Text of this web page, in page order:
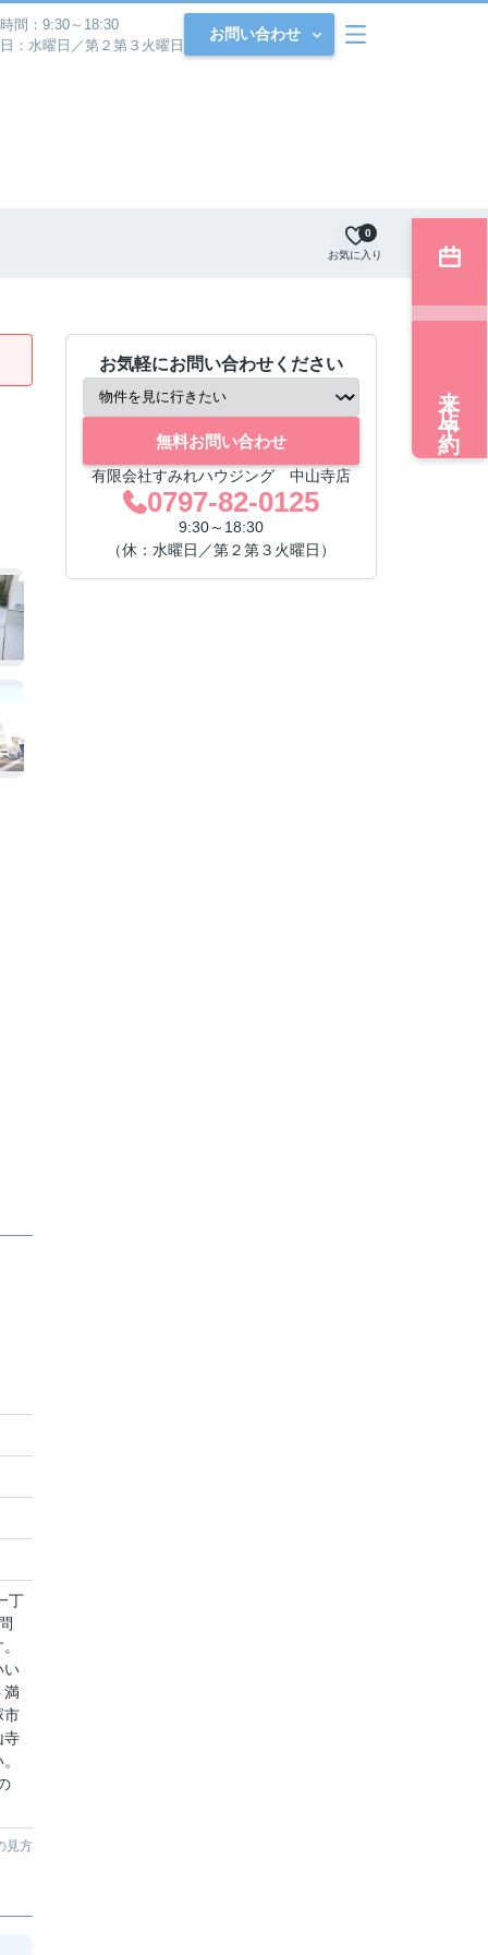
間：9:30～18:30
：水曜日／第２第３火曜日
お問い合わせ
お気に入り
0
丁
い
満
市
寺
見方
お気軽にお問い合わせください
無料お問い合わせ
有限会社すみれハウジング 中山寺店
0797-82-0125
9:30～18:30
（休：水曜日／第２第３火曜日）
来店予約